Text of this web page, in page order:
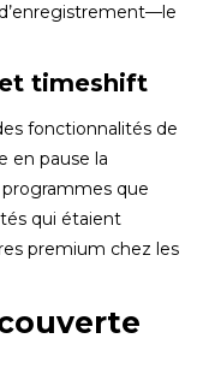
timeshift
fonctionnalités de
en pause la
que
qui étaient
premium chez les